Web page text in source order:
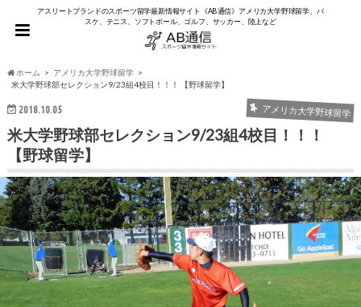
アスリートブランドのスポーツ留学最新情報サイト《AB通信》アメリカ大学野球留学、バ
スケ、テニス、ソフトボール、ゴルフ、サッカー、陸上など
ホーム
アメリカ大学野球留学
米大学野球部セレクション9/23組4校目！！！ 【野球留学】
2018.10.05 アメリカ大学野球留学
米大学野球部セレクション9/23組4校目！！！
【野球留学】